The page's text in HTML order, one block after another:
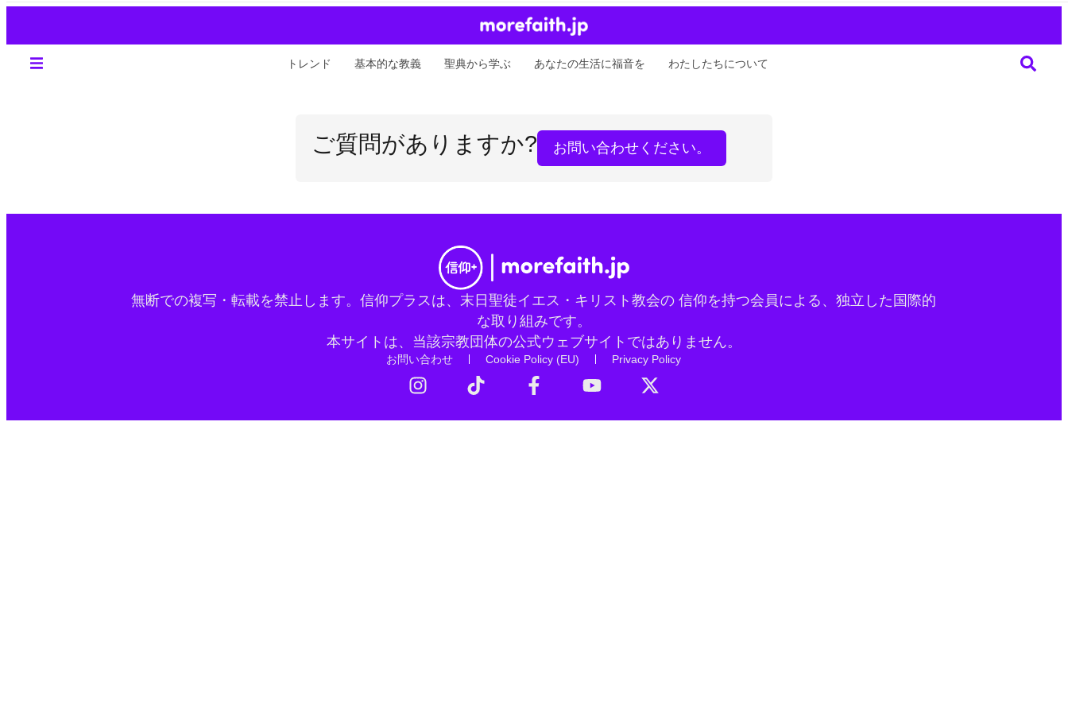
トレンド 基本的な教義 聖典から学ぶ あなたの生活に福音を わたしたちについて
ご質問がありますか? お問い合わせください。
無断での複写・転載を禁止します。信仰プラスは、末日聖徒イエス・キリスト教会の 信仰を持つ会員による、独立した国際的
な取り組みです。
本サイトは、当該宗教団体の公式ウェブサイトではありません。
お問い合わせ Cookie Policy (EU) Privacy Policy